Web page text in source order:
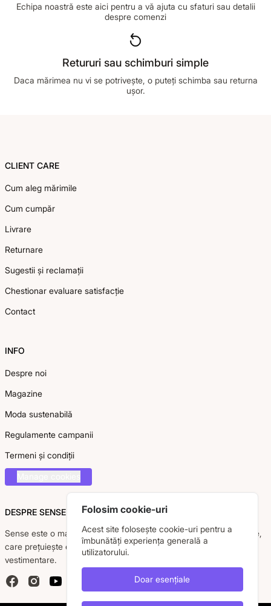
Echipa noastră este aici pentru a vă ajuta cu sfaturi sau detalii
despre comenzi
Retururi sau schimburi simple
Daca mărimea nu vi se potrivește, o puteți schimba sau returna
ușor.
CLIENT CARE
Cum aleg mărimile
Cum cumpăr
Livrare
Returnare
Sugestii și reclamații
Chestionar evaluare satisfacție
Contact
INFO
Despre noi
Magazine
Moda sustenabilă
Regulamente campanii
Termeni și condiții
DESPRE SENSE
Sense este o marcă românească dedicată femeii moderne, active,
care prețuiește eleganța, confortul și calitatea pieselor
vestimentare.
FacebookInstagramYouTube
Folosim cookie-uri
Acest site folosește cookie-uri pentru a
îmbunătăți experiența generală a
utilizatorului.
Doar esențiale